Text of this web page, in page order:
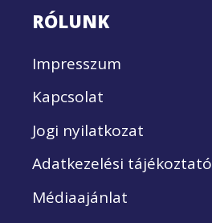
RÓLUNK
Impresszum
Kapcsolat
Jogi nyilatkozat
Adatkezelési tájékoztató
Médiaajánlat